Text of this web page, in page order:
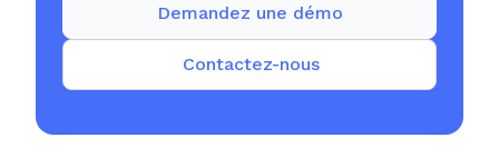
Contactez-nous
Demandez une démo